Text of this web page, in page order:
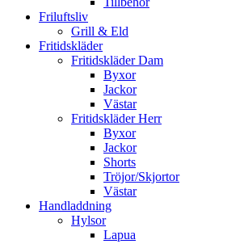
Friluftsliv
Grill & Eld
Fritidskläder
Fritidskläder Dam
Byxor
Jackor
Västar
Fritidskläder Herr
Byxor
Jackor
Shorts
Tröjor/Skjortor
Västar
Handladdning
Hylsor
Lapua